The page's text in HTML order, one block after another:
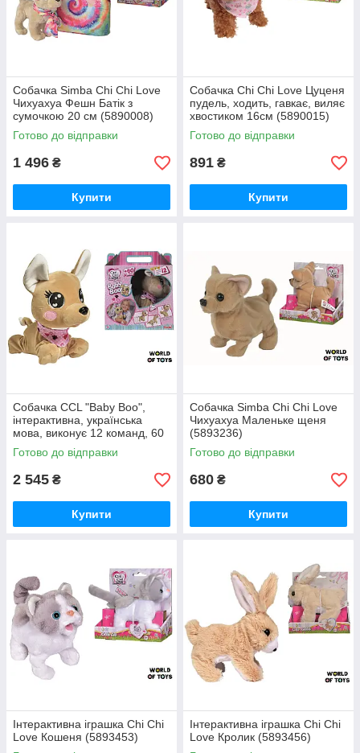
Собачка Simba Chi Chi Love
Чихуахуа Фешн Батік з
сумочкою 20 см (5890008)
Готово до відправки
1 496 ₴
Купити
Собачка Chi Chi Love Цуценя
пудель, ходить, гавкає, виляє
хвостиком 16см (5890015)
Готово до відправки
891 ₴
Купити
Собачка CCL "Baby Boo",
інтерактивна, українська
мова, виконує 12 команд, 60
звуків, 30 см (5893500)
Готово до відправки
2 545 ₴
Купити
Собачка Simba Chi Chi Love
Чихуахуа Маленьке щеня
(5893236)
Готово до відправки
680 ₴
Купити
Інтерактивна іграшка Chi Chi
Love Кошеня (5893453)
Інтерактивна іграшка Chi Chi
Love Кролик (5893456)